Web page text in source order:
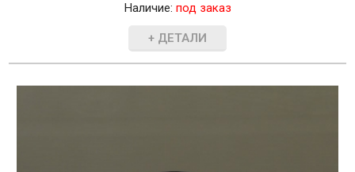
Наличие: под заказ
+ ДЕТАЛИ